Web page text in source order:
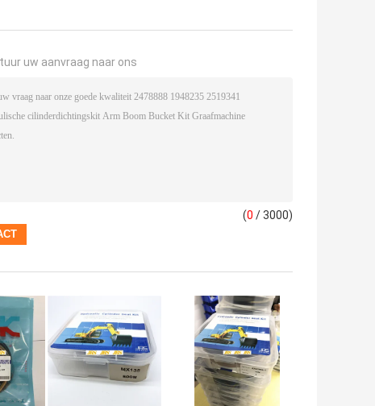
uw aanvraag naar ons
(0 / 3000)